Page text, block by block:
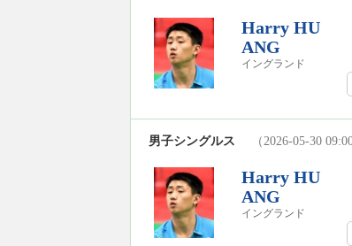
Harry HU
ANG
イングランド
男子シングルス （2026-05-30 09:00
Harry HU
ANG
イングランド